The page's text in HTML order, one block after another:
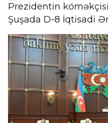
Prezidentin
Şuşada D-8 İqtisadi